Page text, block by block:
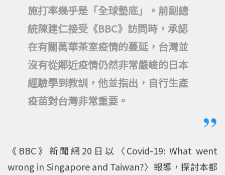
施打率幾乎是「全球墊底」。前副總
統陳建仁接受《BBC》訪問時，承認
在有關萬華茶室疫情的蔓延，台灣並
沒有從鄰近疫情仍然非常嚴峻的日本
經驗學到教訓，他並指出，自行生產
疫苗對台灣非常重要。
《BBC》新聞網20日以〈Covid-19: What went
wrong in Singapore and Taiwan?〉報導，探討本都